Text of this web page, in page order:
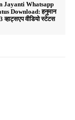
Jayanti Whatsapp
Download: हनुमान
व्हाट्सएप वीडियो स्टेटस